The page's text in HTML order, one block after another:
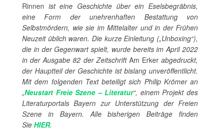
Rinnen ist eine Geschichte über ein Eselsbegräbnis,
eine Form der unehrenhaften Bestattung von
Selbstmördern, wie sie im Mittelalter und in der Frühen
Neuzeit üblich waren. Die kurze Einleitung („Unboxing“),
die in der Gegenwart spielt, wurde bereits im April 2022
in der Ausgabe 82 der Zeitschrift Am Erkerabgedruckt,
der Hauptteil der Geschichte ist bislang unveröffentlicht.
Mit dem folgenden Text beteiligt sich Philip Krömeran
„Neustart Freie Szene – Literatur“, einem Projekt des
Literaturportals Bayern zur Unterstützung der Freien
Szene in Bayern. Alle bisherigen Beiträge finden
Sie HIER.